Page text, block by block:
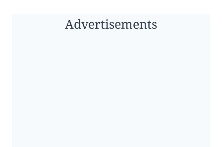
Advertisements